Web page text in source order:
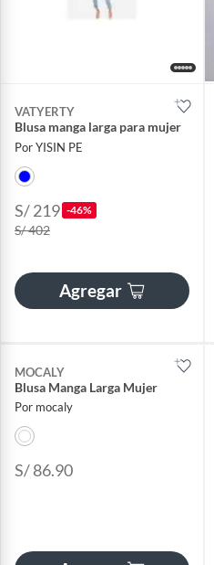
VATYERTY
Blusa manga larga para mujer
Por YISIN PE
S/ 219 -46%
S/ 402
Agregar
MOCALY
Blusa Manga Larga Mujer
Por mocaly
S/ 86.90